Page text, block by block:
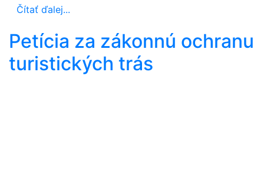
Čítať ďalej...
Petícia za zákonnú ochranu
turistických trás